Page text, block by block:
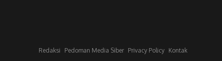
Redaksi Pedoman Media Siber Privacy Policy Kontak